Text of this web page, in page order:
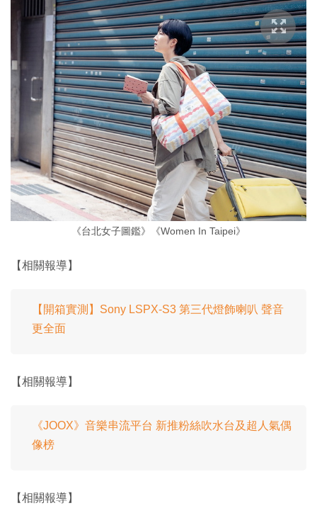
《台北女子圖鑑》《Women In Taipei》
【相關報導】
【開箱實測】Sony LSPX-S3 第三代燈飾喇叭 聲音
更全面
【相關報導】
《JOOX》音樂串流平台 新推粉絲吹水台及超人氣偶
像榜
【相關報導】